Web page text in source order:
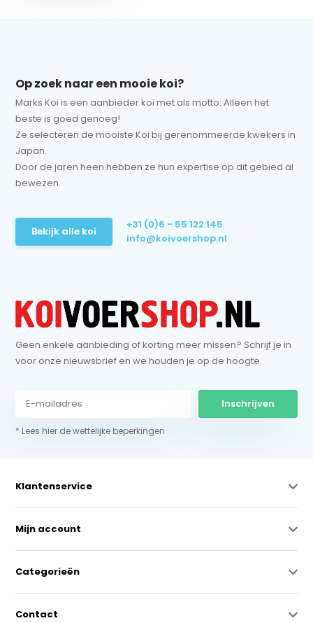
Op zoek naar een mooie koi?
Marks Koi is een aanbieder koi met als motto: Alleen het
beste is goed genoeg!
Ze selecteren de mooiste Koi bij gerenommeerde kwekers in
Japan.
Door de jaren heen hebben ze hun expertise op dit gebied al
bewezen.
Bekijk alle koi
+31 (0)6 - 55 122 145
info@koivoershop.nl
Geen enkele aanbieding of korting meer missen? Schrijf je in
voor onze nieuwsbrief en we houden je op de hoogte.
Inschrijven
* Lees hier de wettelijke beperkingen
Klantenservice
Mijn account
Categorieën
Contact